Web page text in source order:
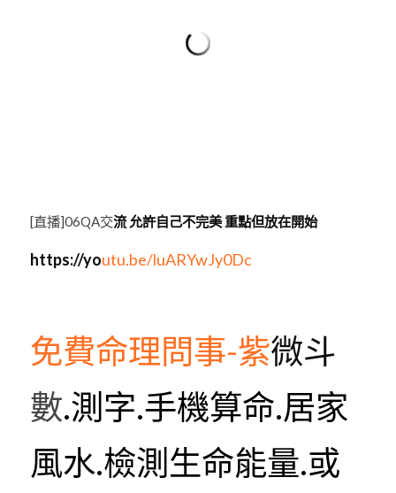
[直播]06QA交流 允許自己不完美 重點但放在開始
https://youtu.be/luARYwJy0Dc
免費命理問事-紫微斗
數.測字.手機算命.居家
風水.檢測生命能量.或